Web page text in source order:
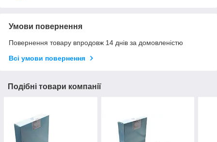
Умови повернення
Повернення товару впродовж 14 днів за домовленістю
Всі умови повернення
Подібні товари компанії